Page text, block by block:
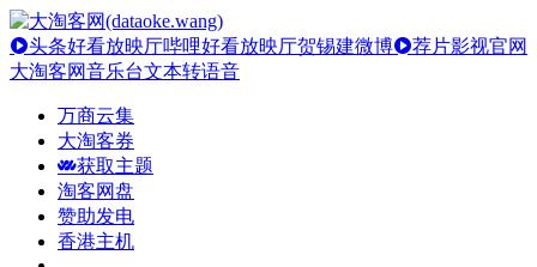
头条好看放映厅哔哩好看放映厅贺锡建微博
荐片影视官网
大淘客网音乐台文本转语音
万商云集
大淘客券
获取主题
淘客网盘
赞助发电
香港主机